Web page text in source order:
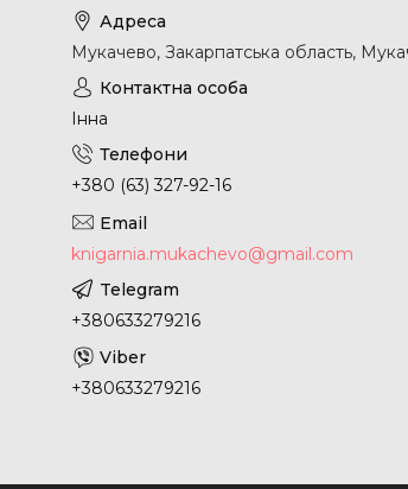
Мукачево, Закарпатська область,
Інна
+380 (63) 327-92-16
knigarnia.mukachevo@gmail.com
+380633279216
+380633279216